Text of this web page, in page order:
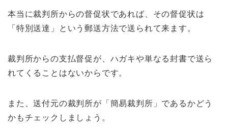
本当に裁判所からの督促状であれば、その督促状は
「特別送達」という郵送方法で送られて来ます。
裁判所からの支払督促が、ハガキや単なる封書で送ら
れてくることはないからです。
また、送付元の裁判所が「簡易裁判所」であるかどう
かもチェックしましょう。